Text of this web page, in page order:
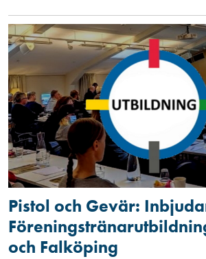
Pistol och Gevär:
och Falköping